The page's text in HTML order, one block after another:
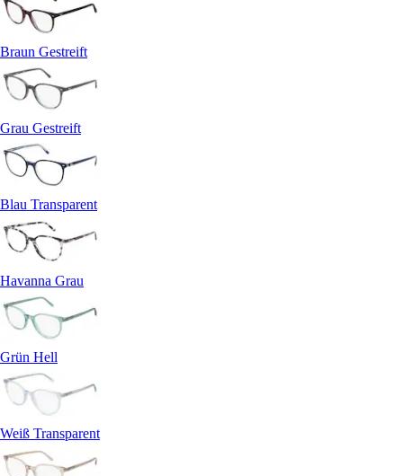
Braun Gestreift
Grau Gestreift
Blau Transparent
Havanna Grau
Grün Hell
Weiß Transparent